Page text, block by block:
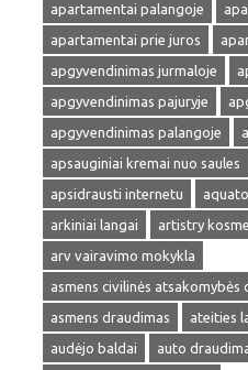
apartamentai palangoje
apartamentai prie juros
apgyvendinimas jurmaloje
apgyvendinimas pajuryje
apgyvendinimas palangoje
apsauginiai kremai nuo saules
apsidrausti internetu
arkiniai langai
artistry
arv vairavimo mokykla
asmens civilinės atsakomybės
asmens draudimas
ateities
audėjo baldai
auto